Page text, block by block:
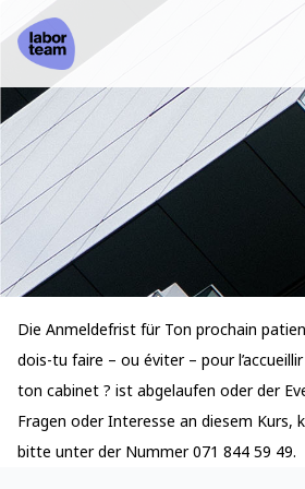
Die Anmeldefrist für Ton prochain
dois-tu faire – ou éviter – pour
ton cabinet ? ist abgelaufen oder der
Fragen oder Interesse an diesem Kurs,
bitte unter der Nummer 071 844 59 49.